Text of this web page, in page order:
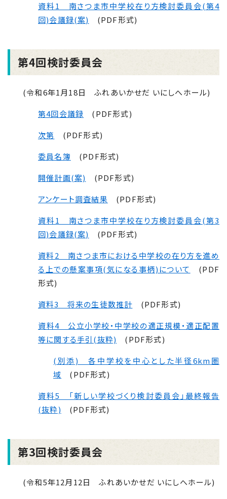
資料1 南さつま市中学校在り方検討委員会(第4
回)会議録(案)
(PDF形式)
第4回検討委員会
(令和6年1月18日 ふれあいかせだ いにしへホール)
第4回会議録 (PDF形式)
次第
(PDF形式)
委員名簿 (PDF形式)
開催計画(案)
(PDF形式)
アンケート調査結果 (PDF形式)
資料1 南さつま市中学校在り方検討委員会(第3
回)会議録(案)
(PDF形式)
資料2 南さつま市における中学校の在り方を進め
る上での懸案事項(気になる事柄)について
(PDF
形式)
資料3 将来の生徒数推計 (PDF形式)
資料4 公立小学校・中学校の適正規模・適正配置
等に関する手引(抜粋)
(PDF形式)
(別添) 各中学校を中心とした半径6km圏
域 (PDF形式)
資料5 「新しい学校づくり検討委員会」最終報告
(抜粋) (PDF形式)
第3回検討委員会
(令和5年12月12日 ふれあいかせだ いにしへホール)